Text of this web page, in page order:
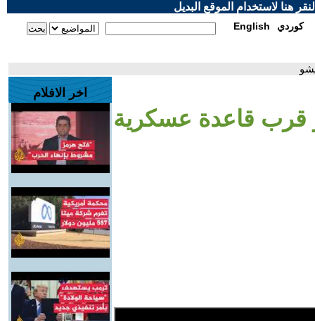
هنا لاستخدام الموقع البديل
English كوردي
قرب قاعدة عسكرية
اخر الافلام